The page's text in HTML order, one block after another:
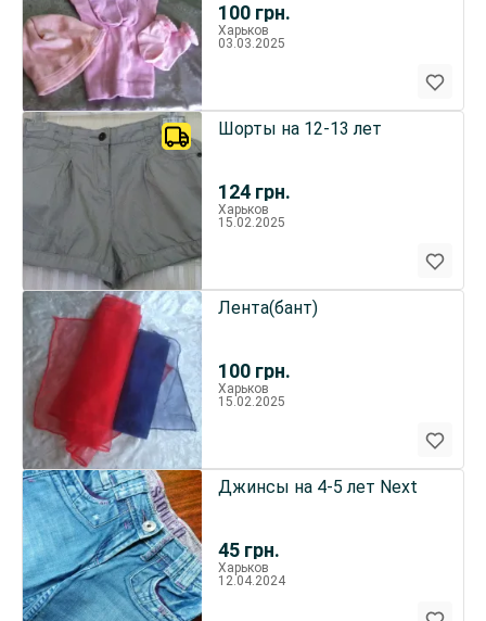
100 грн.
Харьков
03.03.2025
124 грн.
Шорты на 12-13 лет
Харьков
15.02.2025
100 грн.
Лента(бант)
Харьков
15.02.2025
45 грн.
Джинсы на 4-5 лет Next
Харьков
12.04.2024